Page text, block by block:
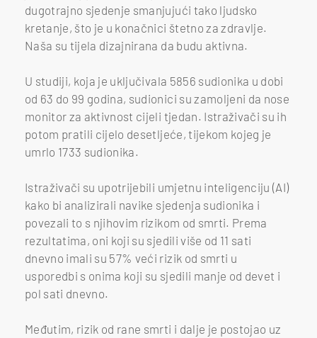
dugotrajno sjedenje smanjujući tako ljudsko
kretanje, što je u konačnici štetno za zdravlje.
Naša su tijela dizajnirana da budu aktivna.
U studiji, koja je uključivala 5856 sudionika u dobi
od 63 do 99 godina, sudionici su zamoljeni da nose
monitor za aktivnost cijeli tjedan. Istraživači su ih
potom pratili cijelo desetljeće, tijekom kojeg je
umrlo 1733 sudionika.
Istraživači su upotrijebili umjetnu inteligenciju (AI)
kako bi analizirali navike sjedenja sudionika i
povezali to s njihovim rizikom od smrti. Prema
rezultatima, oni koji su sjedili više od 11 sati
dnevno imali su 57% veći rizik od smrti u
usporedbi s onima koji su sjedili manje od devet i
pol sati dnevno.
Međutim, rizik od rane smrti i dalje je postojao uz